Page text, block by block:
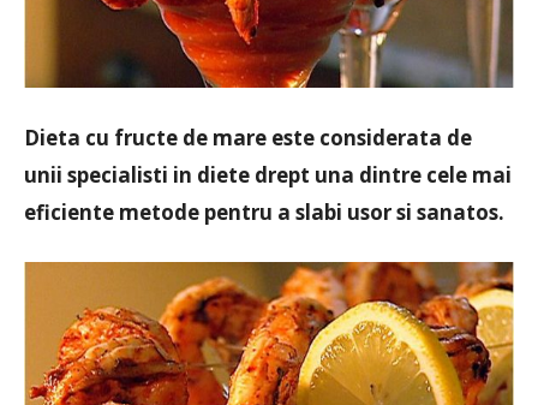
Dieta cu fructe de mare este considerata de
unii specialisti in diete drept una dintre cele mai
eficiente metode pentru a slabi usor si sanatos.